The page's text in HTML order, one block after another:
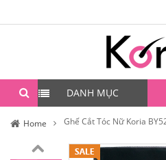
DANH MỤC
Home Ghế Cắt Tóc Nữ Koria